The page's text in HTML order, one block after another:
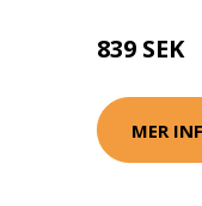
839 SEK
MER